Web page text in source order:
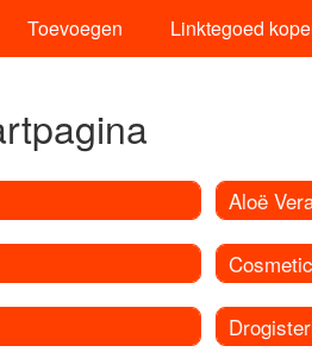
Toevoegen Linktegoed
Aloë